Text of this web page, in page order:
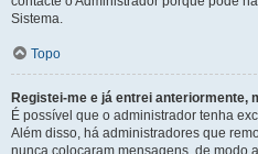
Sistema.
Topo
Registei-me e já entrei anteriormente,
É possível que o administrador tenha
Além disso, há administradores que
nunca colocaram mensagens, de modo